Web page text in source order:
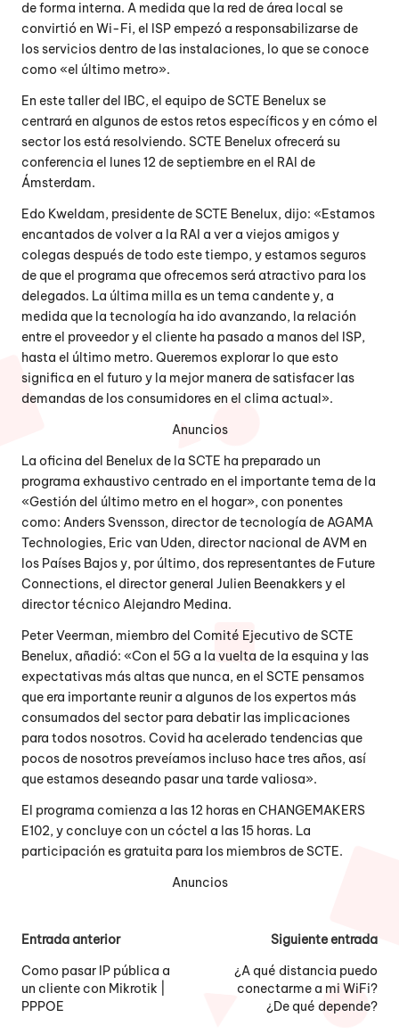
de forma interna. A medida que la red de área local se
convirtió en Wi-Fi, el ISP empezó a responsabilizarse de
los servicios dentro de las instalaciones, lo que se conoce
como «el último metro».
En este taller del IBC, el equipo de SCTE Benelux se
centrará en algunos de estos retos específicos y en cómo el
sector los está resolviendo. SCTE Benelux ofrecerá su
conferencia el lunes 12 de septiembre en el RAI de
Ámsterdam.
Edo Kweldam, presidente de SCTE Benelux, dijo: «Estamos
encantados de volver a la RAI a ver a viejos amigos y
colegas después de todo este tiempo, y estamos seguros
de que el programa que ofrecemos será atractivo para los
delegados. La última milla es un tema candente y, a
medida que la tecnología ha ido avanzando, la relación
entre el proveedor y el cliente ha pasado a manos del ISP,
hasta el último metro. Queremos explorar lo que esto
significa en el futuro y la mejor manera de satisfacer las
demandas de los consumidores en el clima actual».
Anuncios
La oficina del Benelux de la SCTE ha preparado un
programa exhaustivo centrado en el importante tema de la
«Gestión del último metro en el hogar», con ponentes
como: Anders Svensson, director de tecnología de AGAMA
Technologies, Eric van Uden, director nacional de AVM en
los Países Bajos y, por último, dos representantes de Future
Connections, el director general Julien Beenakkers y el
director técnico Alejandro Medina.
Peter Veerman, miembro del Comité Ejecutivo de SCTE
Benelux, añadió: «Con el 5G a la vuelta de la esquina y las
expectativas más altas que nunca, en el SCTE pensamos
que era importante reunir a algunos de los expertos más
consumados del sector para debatir las implicaciones
para todos nosotros. Covid ha acelerado tendencias que
pocos de nosotros preveíamos incluso hace tres años, así
que estamos deseando pasar una tarde valiosa».
El programa comienza a las 12 horas en CHANGEMAKERS
E102, y concluye con un cóctel a las 15 horas. La
participación es gratuita para los miembros de SCTE.
Anuncios
Navegación
de
entradas
Entrada anterior
Como pasar IP pública a
un cliente con Mikrotik |
PPPOE
Siguiente entrada
¿A qué distancia puedo
conectarme a mi WiFi?
¿De qué depende?